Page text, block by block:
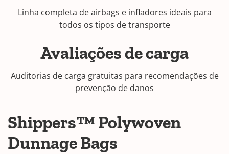
Linha completa de airbags e infladores ideais para
todos os tipos de transporte
Avaliações de carga
Auditorias de carga gratuitas para recomendações de
prevenção de danos
Shippers™ Polywoven
Dunnage Bags